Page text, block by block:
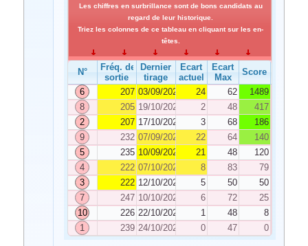
Les chiffres en surbrillance sont de bons candidats au
regard de leur historique.
Triez les colonnes de ce tableau en cliquant sur les en-
têtes.
N°
Fréq. de
sortie
Dernier
tirage
Ecart
actuel
Ecart
Max
Score
6
207 03/09/2022 24 62
1489
8
205 19/10/2022 2 48
417
2
207 17/10/2022 3 68
186
9
232 07/09/2022 22 64
140
5
235 10/09/2022 21 48
120
4
222 07/10/2022 8 83
79
3
222 12/10/2022 5 50
50
7
247 10/10/2022 6 72
25
10
226 22/10/2022 1 48
8
1
239 24/10/2022 0 47 0